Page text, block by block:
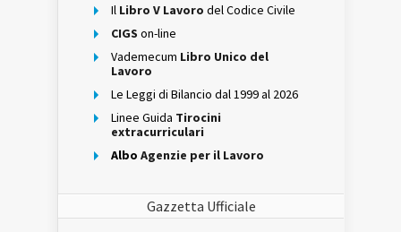
Il Libro V Lavoro del Codice Civile
CIGS on-line
Vademecum Libro Unico del
Lavoro
Le Leggi di Bilancio dal 1999 al 2026
Linee Guida Tirocini
extracurriculari
Albo Agenzie per il Lavoro
Gazzetta Ufficiale